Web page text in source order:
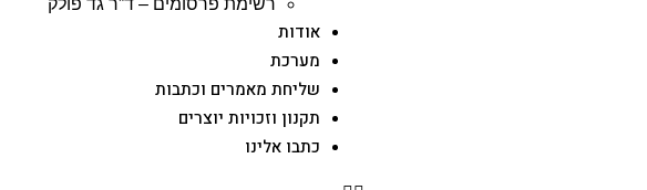
רשימת פרסומים – ד”ר גד פולק
אודות
מערכת
שליחת מאמרים וכתבות
תקנון וזכויות יוצרים
כתבו אלינו